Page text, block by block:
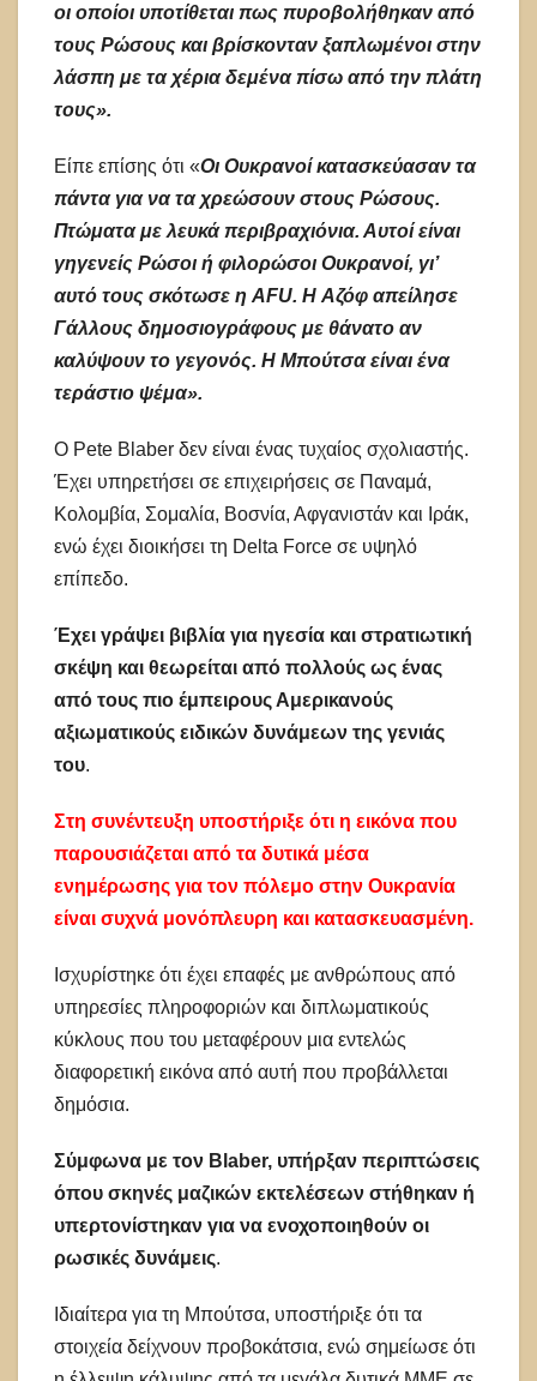
οι οποίοι υποτίθεται πως πυροβολήθηκαν από
τους Ρώσους και βρίσκονταν ξαπλωμένοι στην
λάσπη με τα χέρια δεμένα πίσω από την πλάτη
τους».
Είπε επίσης ότι «Οι Ουκρανοί κατασκεύασαν τα
πάντα για να τα χρεώσουν στους Ρώσους.
Πτώματα με λευκά περιβραχιόνια. Αυτοί είναι
γηγενείς Ρώσοι ή φιλορώσοι Ουκρανοί, γι’
αυτό τους σκότωσε η AFU. H Αζόφ απείλησε
Γάλλους δημοσιογράφους με θάνατο αν
καλύψουν το γεγονός. Η Μπούτσα είναι ένα
τεράστιο ψέμα».
Ο Pete Blaber δεν είναι ένας τυχαίος σχολιαστής.
Έχει υπηρετήσει σε επιχειρήσεις σε Παναμά,
Κολομβία, Σομαλία, Βοσνία, Αφγανιστάν και Ιράκ,
ενώ έχει διοικήσει τη Delta Force σε υψηλό
επίπεδο.
Έχει γράψει βιβλία για ηγεσία και στρατιωτική
σκέψη και θεωρείται από πολλούς ως ένας
από τους πιο έμπειρους Αμερικανούς
αξιωματικούς ειδικών δυνάμεων της γενιάς
του.
Στη συνέντευξη υποστήριξε ότι η εικόνα που
παρουσιάζεται από τα δυτικά μέσα
ενημέρωσης για τον πόλεμο στην Ουκρανία
είναι συχνά μονόπλευρη και κατασκευασμένη.
Ισχυρίστηκε ότι έχει επαφές με ανθρώπους από
υπηρεσίες πληροφοριών και διπλωματικούς
κύκλους που του μεταφέρουν μια εντελώς
διαφορετική εικόνα από αυτή που προβάλλεται
δημόσια.
Σύμφωνα με τον Blaber, υπήρξαν περιπτώσεις
όπου σκηνές μαζικών εκτελέσεων στήθηκαν ή
υπερτονίστηκαν για να ενοχοποιηθούν οι
ρωσικές δυνάμεις.
Ιδιαίτερα για τη Μπούτσα, υποστήριξε ότι τα
στοιχεία δείχνουν προβοκάτσια, ενώ σημείωσε ότι